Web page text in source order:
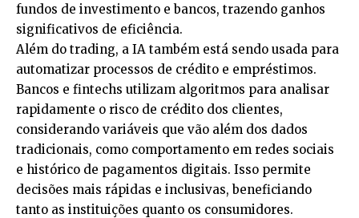
fundos de investimento e bancos, trazendo ganhos
significativos de eficiência.
Além do trading, a IA também está sendo usada para
automatizar processos de crédito e empréstimos.
Bancos e fintechs utilizam algoritmos para analisar
rapidamente o risco de crédito dos clientes,
considerando variáveis que vão além dos dados
tradicionais, como comportamento em redes sociais
e histórico de pagamentos digitais. Isso permite
decisões mais rápidas e inclusivas, beneficiando
tanto as instituições quanto os consumidores.